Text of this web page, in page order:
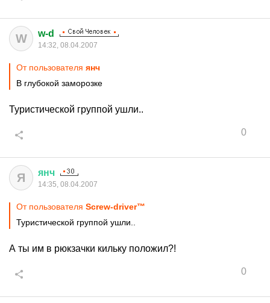
W w-d
14:32, 08.04.2007
От пользователя янч
В глубокой заморозке
Туристической группой ушли..
0
Я янч
14:35, 08.04.2007
От пользователя Screw-driver™
Туристической группой ушли..
А ты им в рюкзачки кильку положил?!
0